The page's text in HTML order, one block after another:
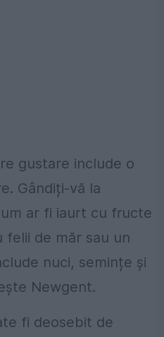
gustare include o
Gândiți-vă la
ar fi iaurt cu fructe
felii de măr sau un
nuci, semințe și
Newgent.
fi deosebit de